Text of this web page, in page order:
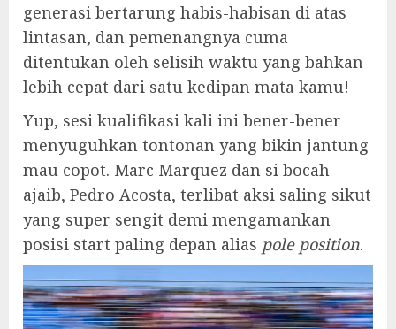
generasi bertarung habis-habisan di atas
lintasan, dan pemenangnya cuma
ditentukan oleh selisih waktu yang bahkan
lebih cepat dari satu kedipan mata kamu!
Yup, sesi kualifikasi kali ini bener-bener
menyuguhkan tontonan yang bikin jantung
mau copot. Marc Marquez dan si bocah
ajaib, Pedro Acosta, terlibat aksi saling sikut
yang super sengit demi mengamankan
posisi start paling depan alias pole position.